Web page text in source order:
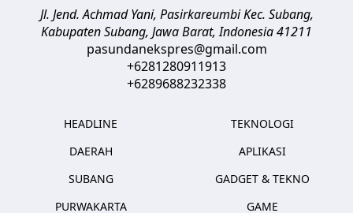
Jl. Jend. Achmad Yani, Pasirkareumbi Kec. Subang,
Kabupaten Subang, Jawa Barat,Indonesia41211
pasundanekspres@gmail.com
+6281280911913
+6289688232338
HEADLINE
DAERAH
SUBANG
PURWAKARTA
TEKNOLOGI
APLIKASI
GADGET & TEKNO
GAME